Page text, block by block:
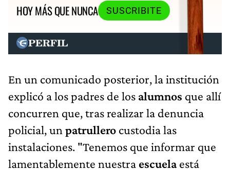
HOY MÁS QUE NUNCA
SUSCRIBITE
En un comunicado posterior, la institución
explicó a los padres de los alumnos que allí
concurren que, tras realizar la denuncia
policial, un patrullero custodia las
instalaciones. "Tenemos que informar que
lamentablemente nuestra escuelaestá